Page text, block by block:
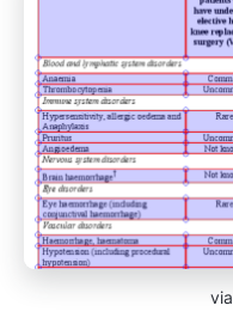
via